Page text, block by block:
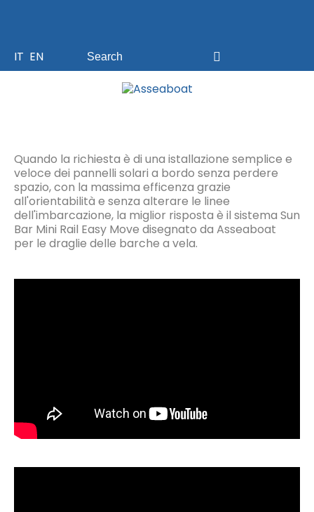
IT EN
Quando la richiesta è di una istallazione semplice e
veloce dei pannelli solari a bordo senza perdere
spazio, con la massima efficenza grazie
all'orientabilità e senza alterare le linee
dell'imbarcazione, la miglior risposta è il sistema Sun
Bar Mini Rail Easy Move disegnato da Asseaboat
per le draglie delle barche a vela.